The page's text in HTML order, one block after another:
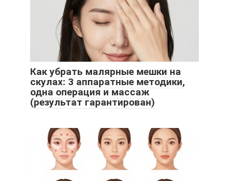
Как убрать малярные мешки на
скулах: 3 аппаратные методики,
одна операция и массаж
(результат гарантирован)